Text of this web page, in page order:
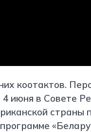
коотактов.
июня в Совете
страны